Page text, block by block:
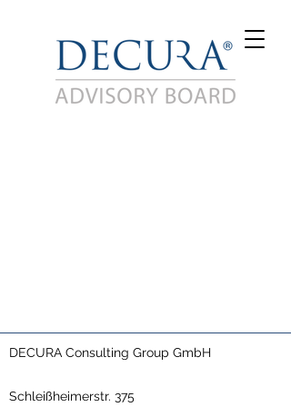
DECURA Consulting Group GmbH
Schleißheimerstr. 375